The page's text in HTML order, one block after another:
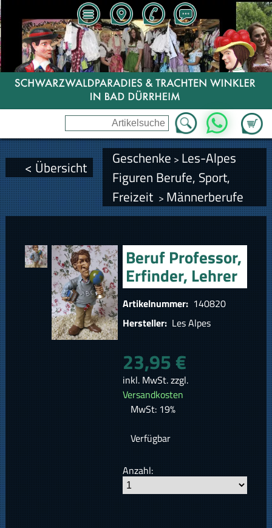
Zum
WhatsApp
< Übersicht Geschenke > Les-Alpes
Figuren Berufe, Sport,
Freizeit > Männerberufe
Beruf Professor,
Erfinder, Lehrer
Artikelnummer: 140820
Hersteller: Les Alpes
23,95 €
inkl. MwSt. zzgl.
Versandkosten
MwSt: 19%
Verfügbar
Anzahl: